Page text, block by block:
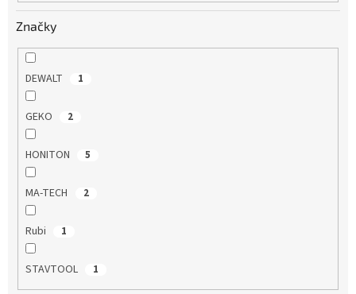
Značky
DEWALT 1
GEKO 2
HONITON 5
MA-TECH 2
Rubi 1
STAVTOOL 1